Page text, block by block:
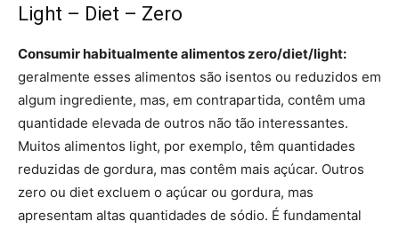
Light – Diet – Zero
Consumir habitualmente alimentos zero/diet/light:
geralmente esses alimentos são isentos ou reduzidos em
algum ingrediente, mas, em contrapartida, contêm uma
quantidade elevada de outros não tão interessantes.
Muitos alimentos light, por exemplo, têm quantidades
reduzidas de gordura, mas contêm mais açúcar. Outros
zero ou diet excluem o açúcar ou gordura, mas
apresentam altas quantidades de sódio. É fundamental